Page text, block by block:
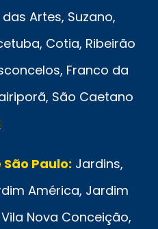
Artes, Suzano,
Cotia, Ribeirão
Franco da
São Caetano
Paulo: Jardins,
América, Jardim
Nova Conceição,